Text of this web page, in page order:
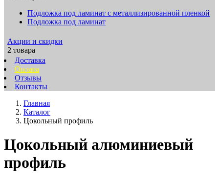
Подложка под ламинат с металлизированной пленкой
Подложка под ламинат
Акции и скидки
2 товара
Доставка
Оплата
Отзывы
Контакты
Главная
Каталог
Цокольный профиль
Цокольный алюминиевый
профиль